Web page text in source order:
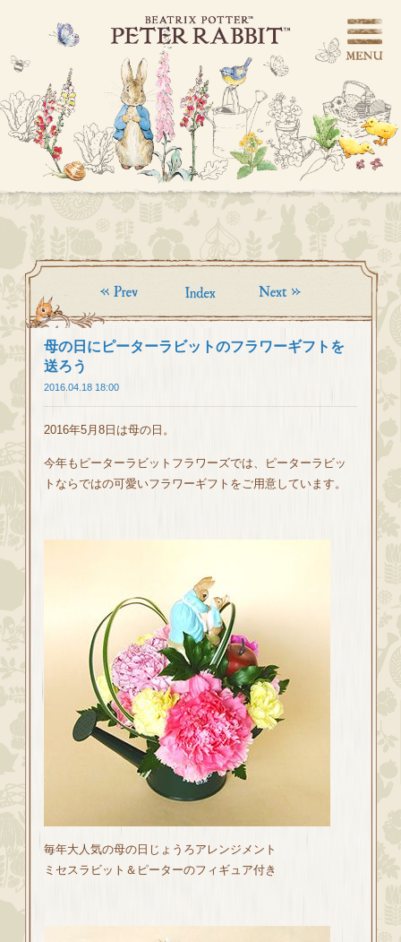
母の日にピーターラビットのフラワーギフトを
送ろう
2016.04.18 18:00
2016年5月8日は母の日。
今年もピーターラビットフラワーズでは、ピーターラビッ
トならではの可愛いフラワーギフトをご用意しています。
毎年大人気の母の日じょうろアレンジメント
ミセスラビット＆ピーターのフィギュア付き